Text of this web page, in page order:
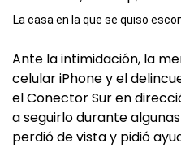
La casa en la que se quiso
Ante la intimidación, la
celular iPhone y el
el Conector Sur en
a seguirlo durante
perdió de vista y pidió